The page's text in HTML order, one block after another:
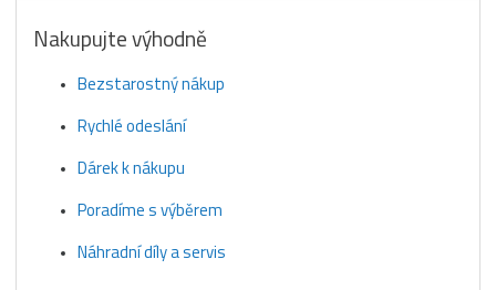
Nakupujte výhodně
Bezstarostný nákup
Rychlé odeslání
Dárek k nákupu
Poradíme s výběrem
Náhradní díly a servis